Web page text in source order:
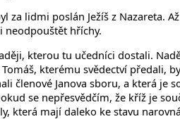
lidmi poslán Ježíš z Nazareta.
neodpouštět hříchy.
kterou tu učedníci dostali.
kterému svědectví předali,
členové Janova sboru, a která
se nepřesvědčím, že kříž je
která mají daleko ke stavu